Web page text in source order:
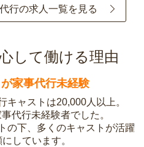
行の求人一覧を見る
して働ける理由
家事代行未経験
ャストは20,000人以上。
代行未経験者でした。
の下、多くのキャストが活躍
しています。